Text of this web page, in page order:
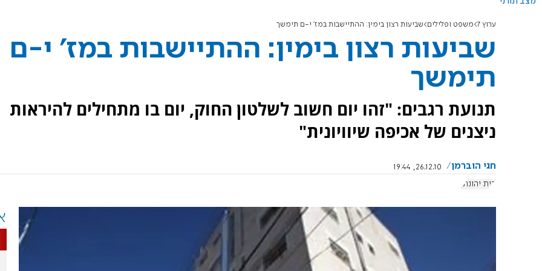
ערוץ 7 משפט ופלילים שביעות רצון בימין: ההתיישבות במז' י-ם תימשך
שביעות רצון בימין: ההתיישבות במז' י-ם
תימשך
תנועת רגבים: "זהו יום חשוב לשלטון החוק, יום בו מתחילים להיראות
ניצנים של אכיפה שיוויונית"
חגי הוברמן
26.12.10, 19:44
בית יהונתן